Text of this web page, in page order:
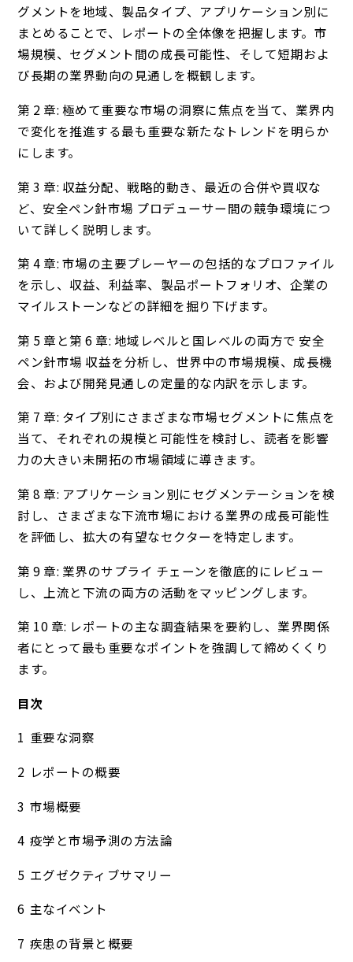
グメントを地域、製品タイプ、アプリケーション別に
まとめることで、レポートの全体像を把握します。市
場規模、セグメント間の成長可能性、そして短期およ
び長期の業界動向の見通しを概観します。
第 2 章: 極めて重要な市場の洞察に焦点を当て、業界内
で変化を推進する最も重要な新たなトレンドを明らか
にします。
第 3 章: 収益分配、戦略的動き、最近の合併や買収な
ど、安全ペン針市場 プロデューサー間の競争環境につ
いて詳しく説明します。
第 4 章: 市場の主要プレーヤーの包括的なプロファイル
を示し、収益、利益率、製品ポートフォリオ、企業の
マイルストーンなどの詳細を掘り下げます。
第 5 章と第 6 章: 地域レベルと国レベルの両方で 安全
ペン針市場 収益を分析し、世界中の市場規模、成長機
会、および開発見通しの定量的な内訳を示します。
第 7 章: タイプ別にさまざまな市場セグメントに焦点を
当て、それぞれの規模と可能性を検討し、読者を影響
力の大きい未開拓の市場領域に導きます。
第 8 章: アプリケーション別にセグメンテーションを検
討し、さまざまな下流市場における業界の成長可能性
を評価し、拡大の有望なセクターを特定します。
第 9 章: 業界のサプライ チェーンを徹底的にレビュー
し、上流と下流の両方の活動をマッピングします。
第 10 章: レポートの主な調査結果を要約し、業界関係
者にとって最も重要なポイントを強調して締めくくり
ます。
目次
重要な洞察
レポートの概要
市場概要
疫学と市場予測の方法論
エグゼクティブサマリー
主なイベント
疾患の背景と概要